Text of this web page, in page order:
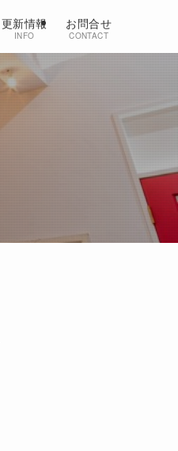
更新情報
INFO
お問合せ
CONTACT